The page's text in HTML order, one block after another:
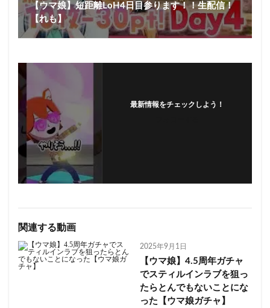
【ウマ娘】短距離LoH4日目参ります！！生配信！
【れも】
最新情報をチェックしよう！
関連する動画
2025年9月1日
【ウマ娘】4.5周年ガチャ
でスティルインラブを狙っ
たらとんでもないことにな
った【ウマ娘ガチャ】